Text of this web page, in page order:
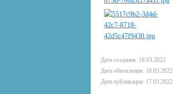
Дата создания: 18.03.2022
Дата обновления: 18.03.2022
Дата публикации: 17.03.2022